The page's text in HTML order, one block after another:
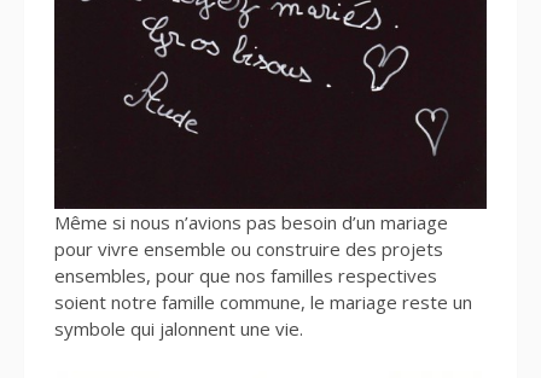
Même si nous n’avions pas besoin d’un mariage
pour vivre ensemble ou construire des projets
ensembles, pour que nos familles respectives
soient notre famille commune, le mariage reste un
symbole qui jalonnent une vie.